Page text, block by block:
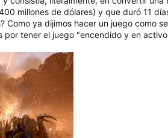
millones de dólares) y que duró 11
Como ya dijimos hacer un juego como
tener el juego "encendido y en